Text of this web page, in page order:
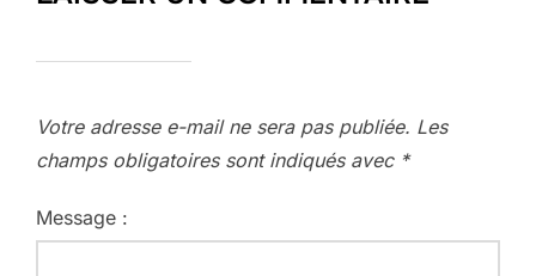
Votre adresse e-mail ne sera pas publiée. Les
champs obligatoires sont indiqués avec *
Message :